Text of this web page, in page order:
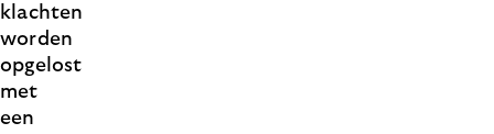
klachten
worden
opgelost
met
een